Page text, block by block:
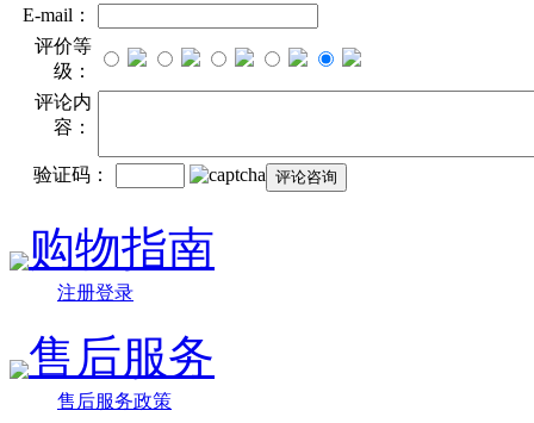
E-mail：
评价等
级：
评论内
容：
验证码：
购物指南
注册登录
售后服务
售后服务政策